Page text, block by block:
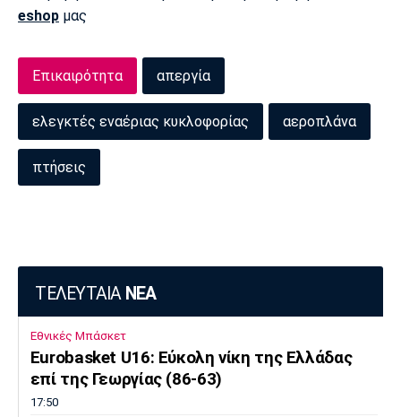
eshop μας
Επικαιρότητα απεργία
ελεγκτές εναέριας κυκλοφορίας αεροπλάνα
πτήσεις
ΤΕΛΕΥΤΑΙΑ ΝΕΑ
Εθνικές Μπάσκετ
Eurobasket U16: Εύκολη νίκη της Ελλάδας
επί της Γεωργίας (86-63)
17:50